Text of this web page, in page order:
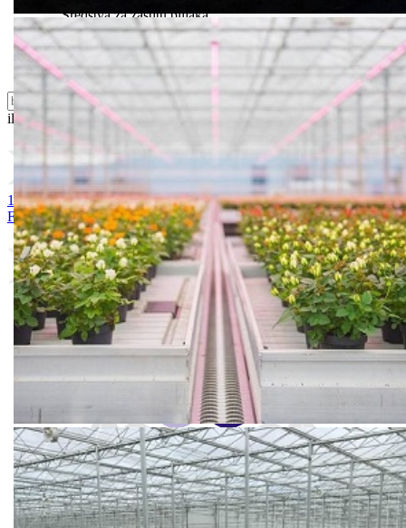
Sredstva za zaštitu biljaka
Zaštita ... u 10 litara
ili probajte naprednu: pretragu
1. Florabalt® Seed 2 * 250 L 2. Floradur® B Cutting * 70L 3.
Floragard Blumenerde* 4. SMIX Florabalt® Semi 2 * 250L